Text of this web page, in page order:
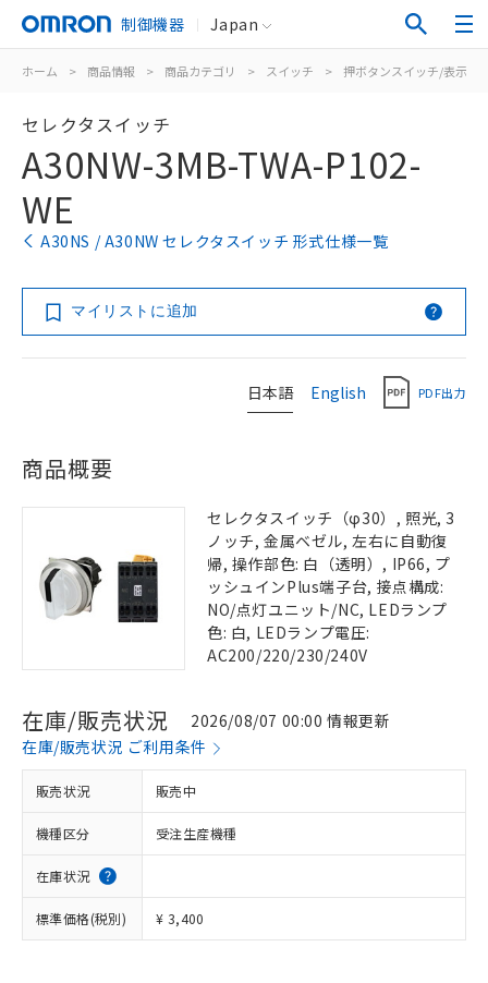
制御機器 Japan
ホーム > 商品情報 > 商品カテゴリ > スイッチ > 押ボタンスイッチ/表示灯
セレクタスイッチ
A30NW-3MB-TWA-P102-
WE
A30NS / A30NW セレクタスイッチ 形式仕様一覧
マイリストに追加
日本語 English PDF出力
商品概要
セレクタスイッチ（φ30）, 照光, 3
ノッチ, 金属ベゼル, 左右に自動復
帰, 操作部色: 白（透明）, IP66, プ
ッシュインPlus端子台, 接点構成:
NO/点灯ユニット/NC, LEDランプ
色: 白, LEDランプ電圧:
AC200/220/230/240V
在庫/販売状況
2026/08/07 00:00 情報更新
在庫/販売状況 ご利用条件
販売状況 販売中
機種区分 受注生産機種
在庫状況
標準価格(税別) ¥ 3,400